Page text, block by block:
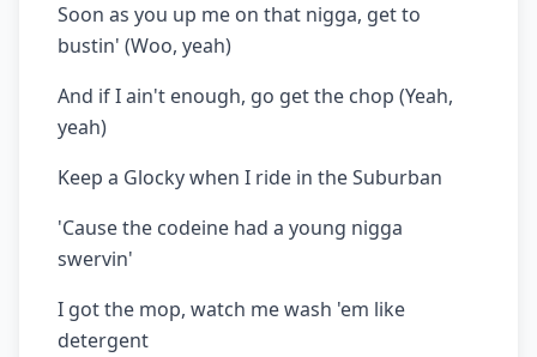
Soon as you up me on that nigga, get to
bustin' (Woo, yeah)
And if I ain't enough, go get the chop (Yeah,
yeah)
Keep a Glocky when I ride in the Suburban
'Cause the codeine had a young nigga
swervin'
I got the mop, watch me wash 'em like
detergent